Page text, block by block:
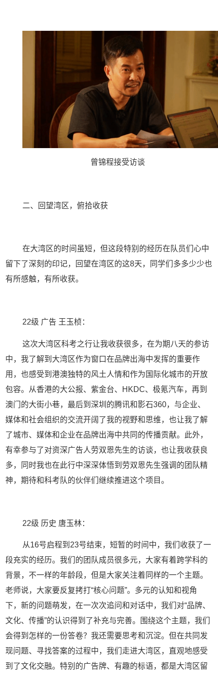
曾锦程接受访谈
二、回望湾区，俯拾收获
在大湾区的时间虽短，但这段特别的经历在队员们心中
留下了深刻的印记，回望在湾区的这8天，同学们多多少少也
有所感触，有所收获。
22级 广告 王玉桢：
这次大湾区科考之行让我收获很多，在为期八天的参访
中，我了解到大湾区作为窗口在品牌出海中发挥的重要作
用，也感受到港澳独特的风土人情和作为国际化城市的开放
包容。从香港的大公报、紫金台、
HKDC、极氪汽车，再到
澳门的大街小巷，最后到深圳的腾讯和影石360，与企业、
媒体和社会组织的交流开阔了我的视野和思维，也让我了解
了城市、媒体和企业在品牌出海中共同的传播贡献。此外，
有幸参与了对资深广告人劳双恩先生的访谈，也让我收获良
多，同时我也在此行中深深体悟到劳双恩先生强调的团队精
神，期待和科考队的伙伴们继续推进这个项目。
22级 历史 唐玉林：
从16号启程到 23号结束，短暂的时间中，我们收获了一
段充实的经历。我们的团队成员很多元，大家有着跨学科的
背景，不一样的年龄段，但是大家关注着同样的一个主题。
老师说，大家要反复拷打“核心问题”。多元的认知和视角
下，新的问题萌发，在一次次追问和对话中，我们对“品牌、
文化、传播”的认识得到了补充与完善。围绕这个主题，我们
会得到怎样的一份答卷？我还需要思考和沉淀。但在共同发
现问题、寻找答案的过程中，我们走进大湾区，直观地感受
到了文化交融。特别的广告牌、有趣的标语，都是大湾区留